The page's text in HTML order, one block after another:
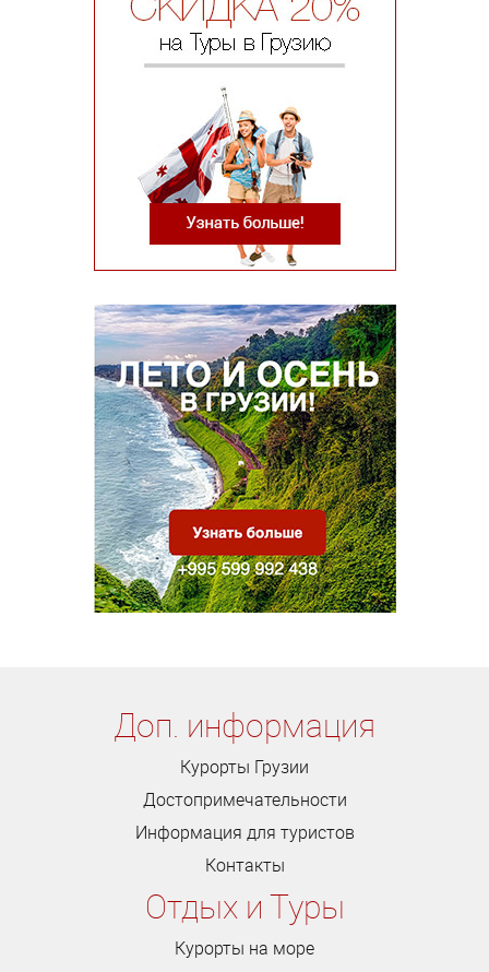
Доп. информация
Курорты Грузии
Достопримечательности
Информация для туристов
Контакты
Отдых и Туры
Курорты на море